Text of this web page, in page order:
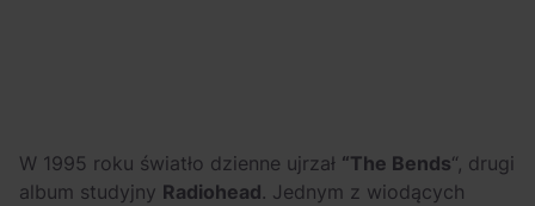
W 1995 roku światło dzienne ujrzał “The Bends“, drugi
album studyjny Radiohead. Jednym z wiodących